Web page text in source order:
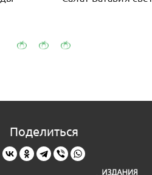
Поделиться